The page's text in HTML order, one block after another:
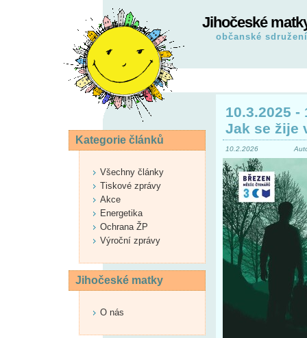
Jihočeské
občanské sdružení
10.3.2025
Jak se žije
10.2.2026
Kategorie článků
Všechny články
Tiskové zprávy
Akce
Energetika
Ochrana ŽP
Výroční zprávy
Jihočeské matky
O nás